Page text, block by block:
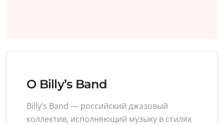
О Billy’s Band
Billy’s Band — российский джазовый
коллектив, исполняющий музыку в стилях